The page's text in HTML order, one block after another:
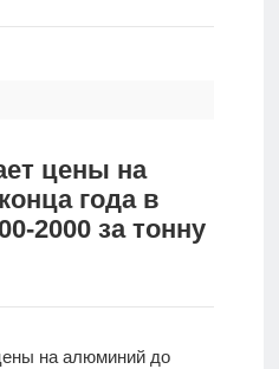
цены на
года в
2000 за тонну
на алюминий до